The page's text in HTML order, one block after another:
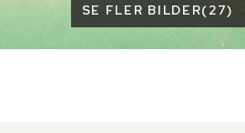
SE FLER BILDER( 27)